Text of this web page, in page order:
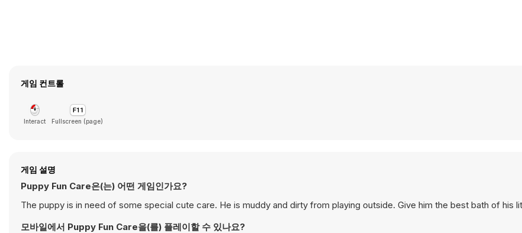
게임 컨트롤
Interact Fullscreen (page)
게임 설명
Puppy Fun Care은(는) 어떤 게임인가요?
The puppy is in need of some special cute care. He is muddy and dirty from playing outside. Give him the best bath of his
모바일에서 Puppy Fun Care을(를) 플레이할 수 있나요?